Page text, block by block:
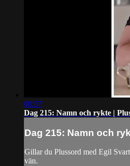
00:57
Dag 215: Namn och rykte |
Dag 215: Namn och
Gillar du Plussord med Egil
vän.